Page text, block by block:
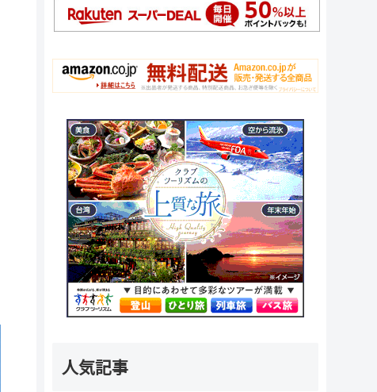
人気記事